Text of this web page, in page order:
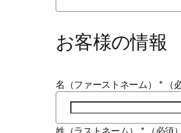
お客様の情報
名（ファーストネーム） * （
姓（ラストネーム） * （必須